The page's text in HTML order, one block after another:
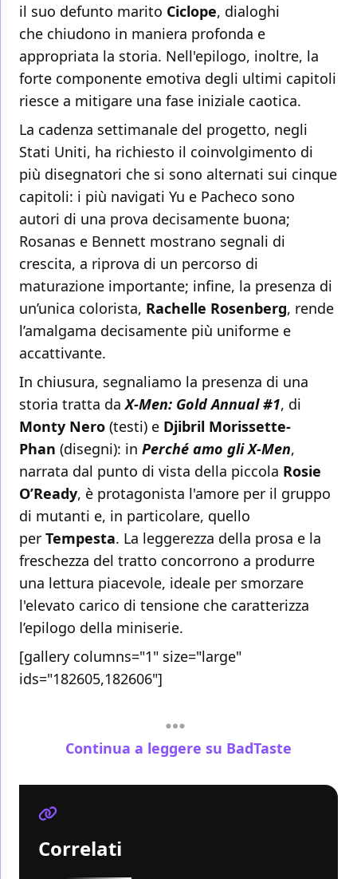
il suo defunto marito Ciclope, dialoghi
che chiudono in maniera profonda e
appropriata la storia. Nell'epilogo, inoltre, la
forte componente emotiva degli ultimi capitoli
riesce a mitigare una fase iniziale caotica.
La cadenza settimanale del progetto, negli
Stati Uniti, ha richiesto il coinvolgimento di
più disegnatori che si sono alternati sui cinque
capitoli: i più navigati Yu e Pacheco sono
autori di una prova decisamente buona;
Rosanas e Bennett mostrano segnali di
crescita, a riprova di un percorso di
maturazione importante; infine, la presenza di
un’unica colorista, Rachelle Rosenberg, rende
l’amalgama decisamente più uniforme e
accattivante.
In chiusura, segnaliamo la presenza di una
storia tratta da X-Men: Gold Annual #1, di
Monty Nero (testi) e Djibril Morissette-
Phan (disegni): in Perché amo gli X-Men,
narrata dal punto di vista della piccola Rosie
O’Ready, è protagonista l'amore per il gruppo
di mutanti e, in particolare, quello
per Tempesta. La leggerezza della prosa e la
freschezza del tratto concorrono a produrre
una lettura piacevole, ideale per smorzare
l'elevato carico di tensione che caratterizza
l’epilogo della miniserie.
[gallery columns="1" size="large"
ids="182605,182606"]
Continua a leggere su BadTaste
Correlati